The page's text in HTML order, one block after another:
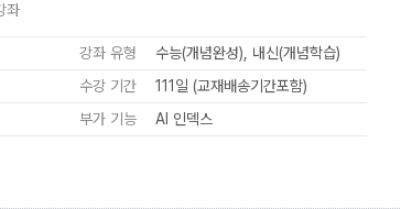
좌
강좌 유형
수능(개념완성), 내신(개념학습)
수강 기간
111일 (교재배송기간포함)
부가 기능 AI 인덱스